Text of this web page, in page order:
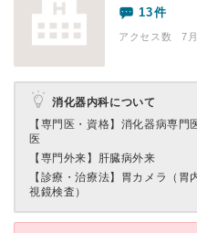
13件
アクセス数 7
消化器内科について
【専門医・資格】 消化器病専門
医
【専門外来】 肝臓病外来
【診療・治療法】 胃カメラ（胃
視鏡検査）